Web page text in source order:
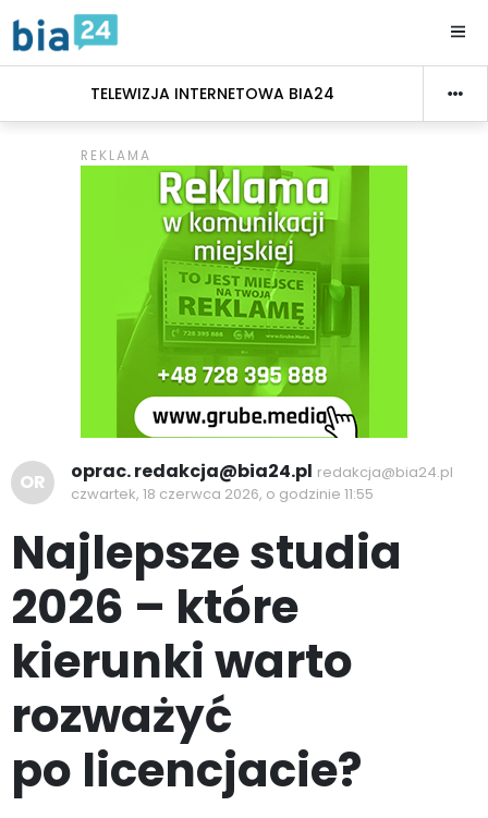
TELEWIZJA INTERNETOWA BIA24
OR oprac. redakcja@bia24.pl redakcja@bia24.pl
czwartek, 18 czerwca 2026, o godzinie 11:55
Najlepsze studia
2026 – które
kierunki warto
rozważyć
po licencjacie?